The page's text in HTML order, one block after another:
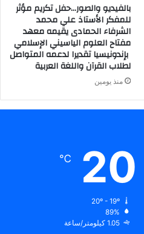
بالفيديو والصور…حفل تكريم مؤثر
للمفكر الأستاذ علي محمد
الشرفاء الحمادى يقيمه معهد
مفتاح العلوم الياسيني الإسلامي
بإندونيسيا تقديرا لدعمه المتواصل
لطلاب القرآن واللغة العربية
منذ يومين
20
℃
89%
1.05 كيلومتر/ساعة